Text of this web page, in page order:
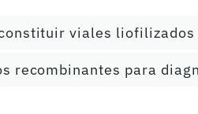
viales liofilizados
recombinantes para